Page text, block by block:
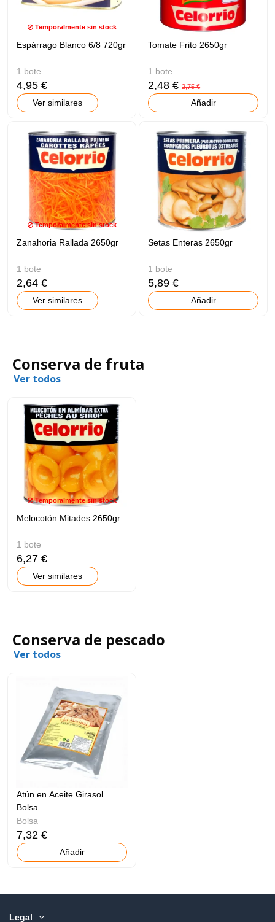
Temporalmente sin stock
Espárrago Blanco 6/8 720gr
1 bote
4,95 €
Ver similares
Tomate Frito 2650gr
1 bote
2,48 €2,75 €
Añadir
Temporalmente sin stock
Zanahoria Rallada 2650gr
1 bote
2,64 €
Ver similares
Setas Enteras 2650gr
1 bote
5,89 €
Añadir
Conserva de fruta
Ver todos
Temporalmente sin stock
Melocotón Mitades 2650gr
1 bote
6,27 €
Ver similares
Conserva de pescado
Ver todos
Atún en Aceite Girasol
Bolsa
Bolsa
7,32 €
Añadir
Legal